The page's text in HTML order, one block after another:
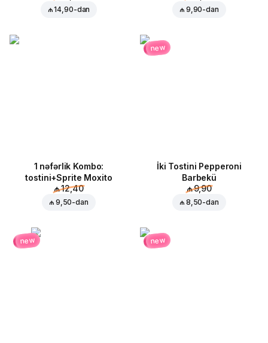
₼ 14,90-dan ₼ 9,90-dan
1 nəfərlik Kombo:
tostini+Sprite Moxito
₼ 12,40
₼ 9,50-dan
new
İki Tostini Pepperoni
Barbekü
₼ 9,90
₼ 8,50-dan
new new